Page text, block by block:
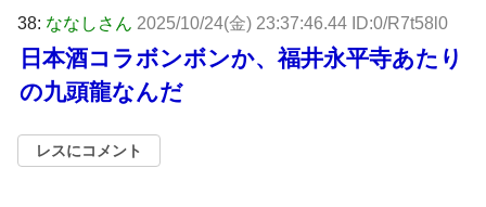
38: ななしさん 2025/10/24(金) 23:37:46.44 ID:0/R7t58l0
日本酒コラボンボンか、福井永平寺あたり
の九頭龍なんだ
レスにコメント